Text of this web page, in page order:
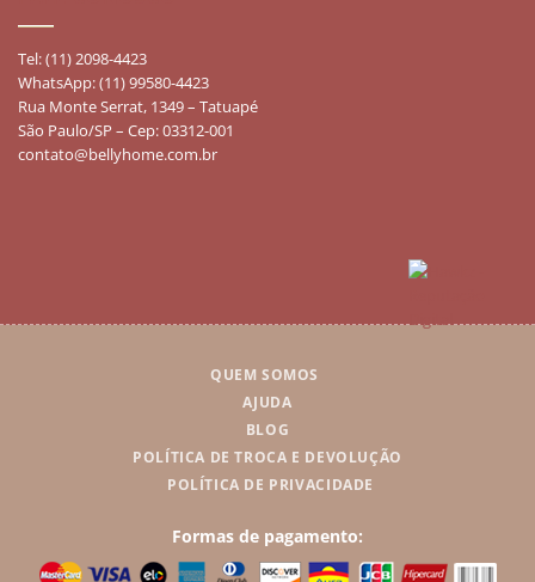
Tel: (11) 2098-4423
WhatsApp: (11) 99580-4423
Rua Monte Serrat, 1349 – Tatuapé
São Paulo/SP – Cep: 03312-001
contato@bellyhome.com.br
Formas de pagamento:
QUEM SOMOS
AJUDA
BLOG
POLÍTICA DE TROCA E DEVOLUÇÃO
POLÍTICA DE PRIVACIDADE